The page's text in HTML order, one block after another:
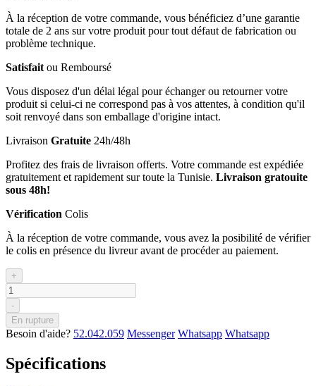
À la réception de votre commande, vous bénéficiez d’une garantie
totale de 2 ans sur votre produit pour tout défaut de fabrication ou
problème technique.
Satisfait ou Remboursé
Vous disposez d'un délai légal pour échanger ou retourner votre
produit si celui-ci ne correspond pas à vos attentes, à condition qu'il
soit renvoyé dans son emballage d'origine intact.
Livraison Gratuite 24h/48h
Profitez des frais de livraison offerts. Votre commande est expédiée
gratuitement et rapidement sur toute la Tunisie. Livraison gratouite
sous 48h!
Vérification Colis
À la réception de votre commande, vous avez la posibilité de vérifier
le colis en présence du livreur avant de procéder au paiement.
+
-
En rupture
Besoin d'aide? 52.042.059 Messenger Whatsapp Whatsapp
Spécifications